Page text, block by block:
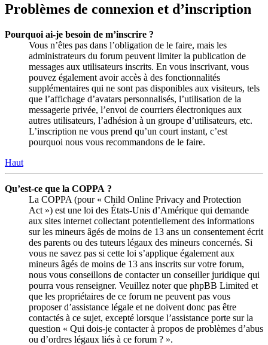
Problèmes de connexion et d’inscription
Pourquoi ai-je besoin de m’inscrire ?
Vous n’êtes pas dans l’obligation de le faire, mais les
administrateurs du forum peuvent limiter la publication de
messages aux utilisateurs inscrits. En vous inscrivant, vous
pouvez également avoir accès à des fonctionnalités
supplémentaires qui ne sont pas disponibles aux visiteurs, tels
que l’affichage d’avatars personnalisés, l’utilisation de la
messagerie privée, l’envoi de courriers électroniques aux
autres utilisateurs, l’adhésion à un groupe d’utilisateurs, etc.
L’inscription ne vous prend qu’un court instant, c’est
pourquoi nous vous recommandons de le faire.
Haut
Qu’est-ce que la COPPA ?
La COPPA (pour « Child Online Privacy and Protection
Act ») est une loi des États-Unis d’Amérique qui demande
aux sites internet collectant potentiellement des informations
sur les mineurs âgés de moins de 13 ans un consentement écrit
des parents ou des tuteurs légaux des mineurs concernés. Si
vous ne savez pas si cette loi s’applique également aux
mineurs âgés de moins de 13 ans inscrits sur votre forum,
nous vous conseillons de contacter un conseiller juridique qui
pourra vous renseigner. Veuillez noter que phpBB Limited et
que les propriétaires de ce forum ne peuvent pas vous
proposer d’assistance légale et ne doivent donc pas être
contactés à ce sujet, excepté lorsque l’assistance porte sur la
question « Qui dois-je contacter à propos de problèmes d’abus
ou d’ordres légaux liés à ce forum ? ».